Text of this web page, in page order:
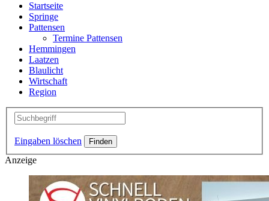
Startseite
Springe
Pattensen
Termine Pattensen
Hemmingen
Laatzen
Blaulicht
Wirtschaft
Region
Eingaben löschen
Anzeige